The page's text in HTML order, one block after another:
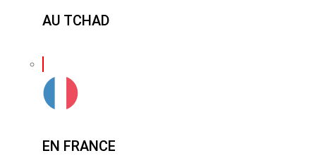
AU TCHAD
EN FRANCE